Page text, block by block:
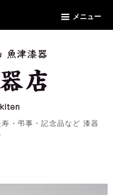
メニュー
・弔事・記念品など 漆器